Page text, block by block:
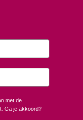
met de
Ga je akkoord?